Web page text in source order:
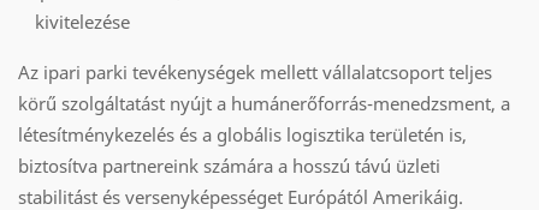
kivitelezése
Az ipari parki tevékenységek mellett vállalatcsoport teljes
körű szolgáltatást nyújt a humánerőforrás-menedzsment, a
létesítménykezelés és a globális logisztika területén is,
biztosítva partnereink számára a hosszú távú üzleti
stabilitást és versenyképességet Európától Amerikáig.